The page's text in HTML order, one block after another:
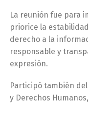
La reunión fue para
priorice la
derecho a la
responsable y
expresión.
Participó también
y Derechos